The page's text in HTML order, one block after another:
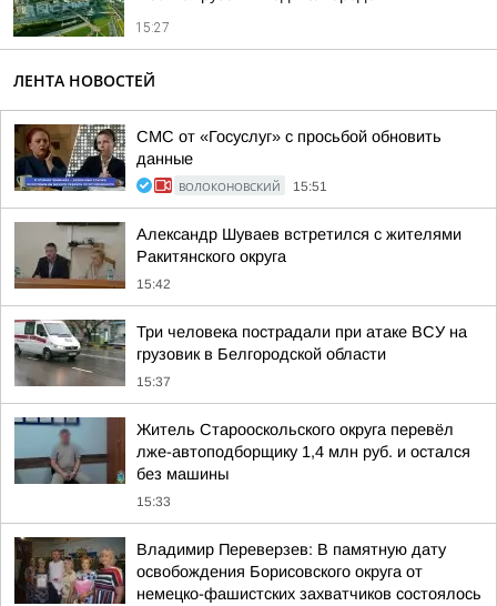
15:27
ЛЕНТА НОВОСТЕЙ
СМС от «Госуслуг» с просьбой обновить
данные
ВОЛОКОНОВСКИЙ 15:51
Александр Шуваев встретился с жителями
Ракитянского округа
15:42
Три человека пострадали при атаке ВСУ на
грузовик в Белгородской области
15:37
Житель Старооскольского округа перевёл
лже-автоподборщику 1,4 млн руб. и остался
без машины
15:33
Владимир Переверзев: В памятную дату
освобождения Борисовского округа от
немецко-фашистских захватчиков состоялось